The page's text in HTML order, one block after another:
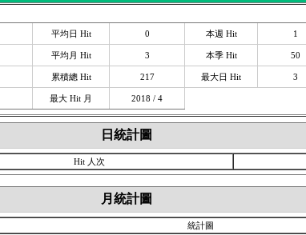
平均日 Hit 0 本週 Hit 1
平均月 Hit 3 本季 Hit 50
累積總 Hit 217 最大日 Hit 3
最大 Hit 月 2018 / 4
日統計圖
Hit 人次
月統計圖
統計圖